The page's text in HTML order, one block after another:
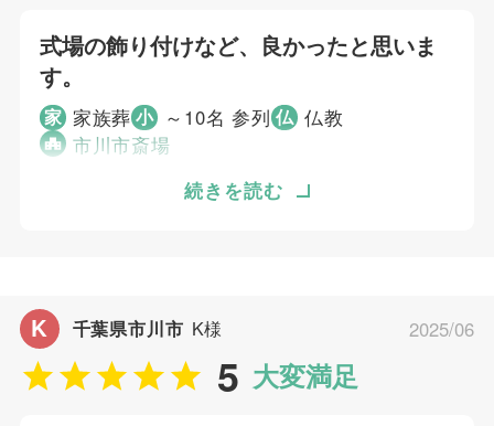
お問い合わせ対応
事前相談
お迎え対応
打ち合わせの対応
高野 孝徳
式場の飾り付けなど、良かったと思いま
す。
家 家族葬小 ～10名 参列 仏 仏教
市川市斎場
式場の飾り付けなど、良かったと思います。
個別評価
お問い合わせ対応
続きを読む
5 大変満足
K 千葉県市川市 K様 2025/06